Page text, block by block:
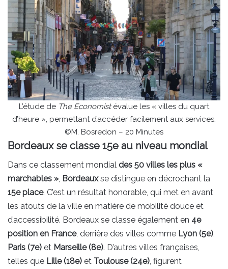
L’étude de The Economistévalue les « villes du quart
d’heure », permettant d’accéder facilement aux services.
©M. Bosredon – 20 Minutes
Bordeaux se classe 15e au niveau mondial
Dans ce classement mondial des 50 villes les plus «
marchables », Bordeauxse distingue en décrochant la
15e place. C’est un résultat honorable, qui met en avant
les atouts de la ville en matière de mobilité douce et
d’accessibilité. Bordeaux se classe également en 4e
position en France, derrière des villes comme Lyon (5e),
Paris (7e) et Marseille (8e). D’autres villes françaises,
telles que Lille (18e) et Toulouse (24e), figurent